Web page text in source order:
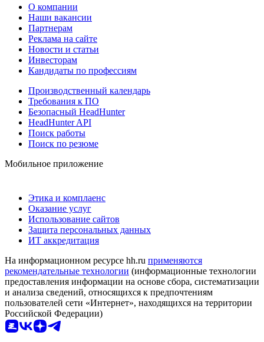
О компании
Наши вакансии
Партнерам
Реклама на сайте
Новости и статьи
Инвесторам
Кандидаты по профессиям
Производственный календарь
Требования к ПО
Безопасный HeadHunter
HeadHunter API
Поиск работы
Поиск по резюме
Мобильное приложение
Этика и комплаенс
Оказание услуг
Использование сайтов
Защита персональных данных
ИТ аккредитация
На информационном ресурсе hh.ru применяются
рекомендательные технологии (информационные технологии
предоставления информации на основе сбора, систематизации
и анализа сведений, относящихся к предпочтениям
пользователей сети «Интернет», находящихся на территории
Российской Федерации)